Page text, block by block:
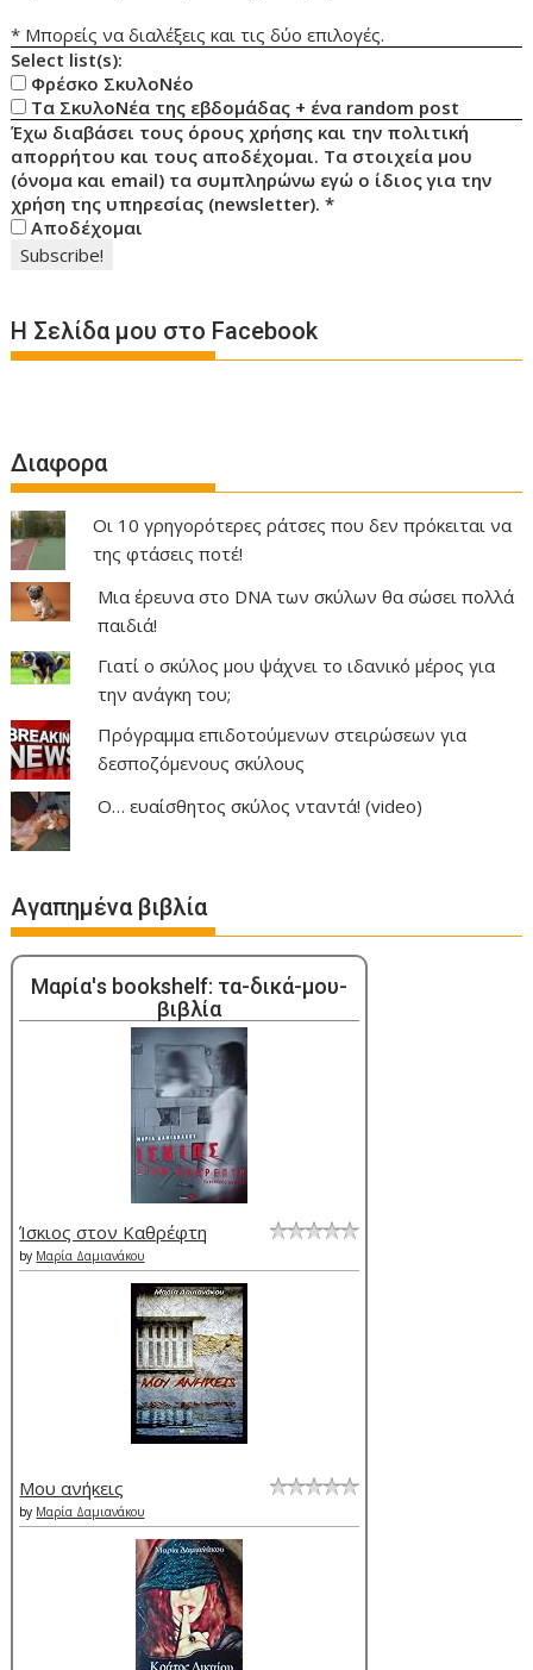
* Μπορείς να διαλέξεις και τις δύο επιλογές.
Select list(s):
Φρέσκο ΣκυλοΝέο
Τα ΣκυλοΝέα της εβδομάδας + ένα random post
Έχω διαβάσει τους όρους χρήσης και την πολιτική
απορρήτου και τους αποδέχομαι. Τα στοιχεία μου
(όνομα και email) τα συμπληρώνω εγώ ο ίδιος για την
χρήση της υπηρεσίας (newsletter).*
Αποδέχομαι
Η Σελίδα μου στο Facebook
Διαφορα
Οι 10 γρηγορότερες ράτσες που δεν πρόκειται να
της φτάσεις ποτέ!
Μια έρευνα στο DNA των σκύλων θα σώσει πολλά
παιδιά!
Γιατί ο σκύλος μου ψάχνει το ιδανικό μέρος για
την ανάγκη του;
Πρόγραμμα επιδοτούμενων στειρώσεων για
δεσποζόμενους σκύλους
Ο… ευαίσθητος σκύλος νταντά! (video)
Αγαπημένα βιβλία
Μαρία's bookshelf: τα-δικά-μου-
βιβλία
Ίσκιος στον Καθρέφτη
by Μαρία Δαμιανάκου
Μου ανήκεις
by Μαρία Δαμιανάκου